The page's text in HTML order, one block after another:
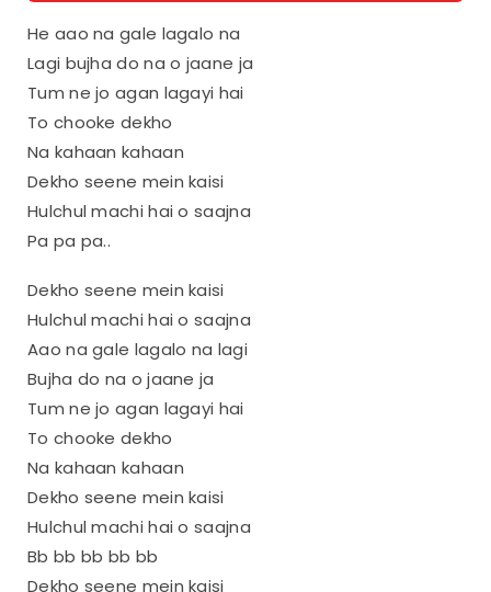
He aao na gale lagalo na
Lagi bujha do na o jaane ja
Tum ne jo agan lagayi hai
To chooke dekho
Na kahaan kahaan
Dekho seene mein kaisi
Hulchul machi hai o saajna
Pa pa pa..
Dekho seene mein kaisi
Hulchul machi hai o saajna
Aao na gale lagalo na lagi
Bujha do na o jaane ja
Tum ne jo agan lagayi hai
To chooke dekho
Na kahaan kahaan
Dekho seene mein kaisi
Hulchul machi hai o saajna
Bb bb bb bb bb
Dekho seene mein kaisi